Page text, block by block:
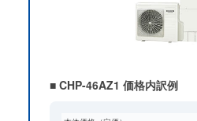
■ CHP-46AZ1 価格内訳例